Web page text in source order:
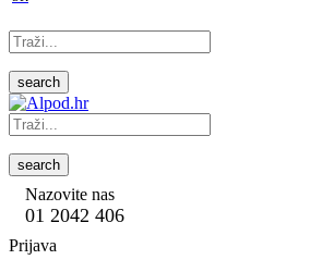
search
search
Nazovite nas
01 2042 406
Prijava